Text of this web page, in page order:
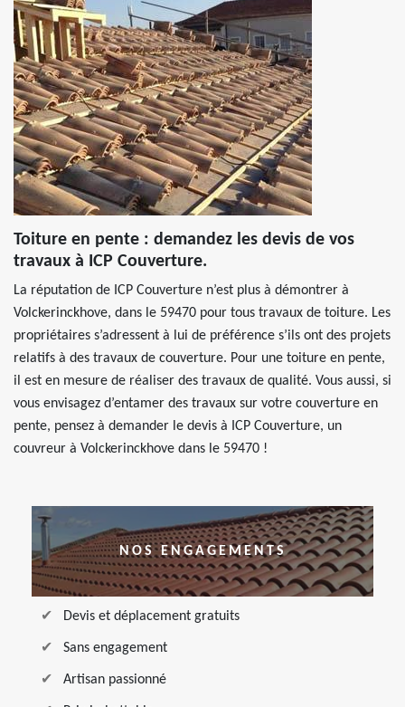
Toiture en pente : demandez les devis de vos
travaux à ICP Couverture.
La réputation de ICP Couverture n’est plus à démontrer à
Volckerinckhove, dans le 59470 pour tous travaux de toiture. Les
propriétaires s’adressent à lui de préférence s’ils ont des projets
relatifs à des travaux de couverture. Pour une toiture en pente,
il est en mesure de réaliser des travaux de qualité. Vous aussi, si
vous envisagez d’entamer des travaux sur votre couverture en
pente, pensez à demander le devis à ICP Couverture, un
couvreur à Volckerinckhove dans le 59470 !
NOS ENGAGEMENTS
Devis et déplacement gratuits
Sans engagement
Artisan passionné